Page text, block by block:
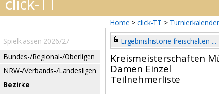
Home > click-TT > Turnierkalender
Spielklassen 2026/27
Bundes-/Regional-/Oberligen
NRW-/Verbands-/Landesligen
Bezirke
Ergebnishistorie freischalten ...
Kreismeisterschaften
Damen Einzel
Teilnehmerliste